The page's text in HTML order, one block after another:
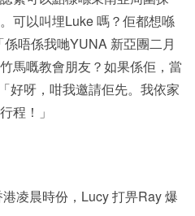
可以叫埋Luke 嗎？佢都想喺
唔係我哋YUNA 新亞團二月
馬嘅教會朋友？如果係佢，當
好呀，咁我邀請佢先。我依家
程！」
凌晨時份，Lucy 打畀Ray 爆